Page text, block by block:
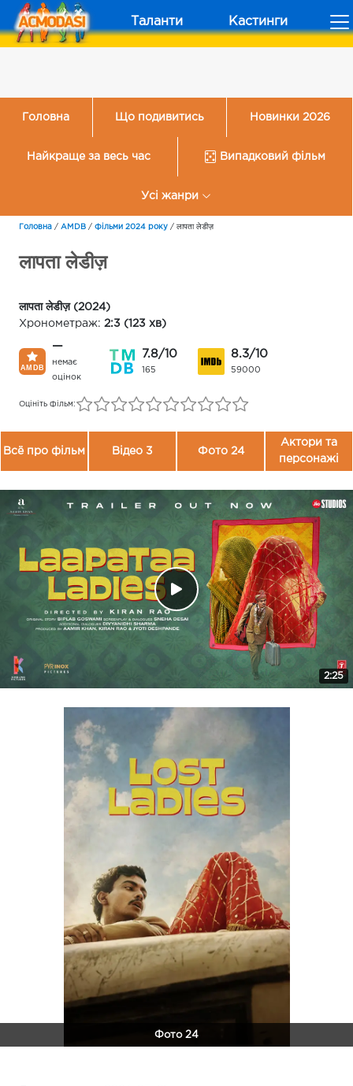
Таланти Кастинги
Головна Що подивитись Новинки 2026
Найкраще за весь час Випадковий фільм
Усі жанри
Головна / AMDB / Фільми 2024 року / लापता लेडीज़
लापता लेडीज़
लापता लेडीज़ (2024)
Хронометраж: 2:3 (123 хв)
—
немає
оцінок
7.8/10
165
8.3/10
59000
Оцініть фільм:
Всё про фільм Відео 3 Фото 24
Актори та
персонажі
2:25
Фото 24